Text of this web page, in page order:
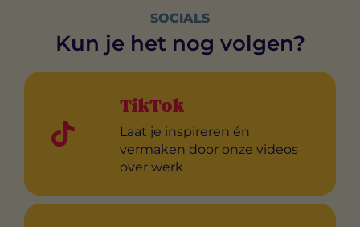
SOCIALS
Kun je het nog volgen?
TikTok
Laat je inspireren én
vermaken door onze videos
over werk